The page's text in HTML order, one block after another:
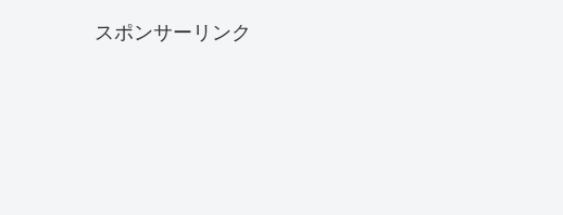
スポンサーリンク